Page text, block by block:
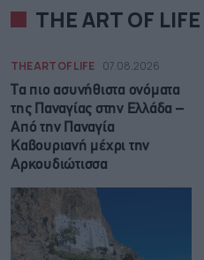
THE ART OF LIFE
THE ART OF LIFE 07.08.2026
Τα πιο ασυνήθιστα ονόματα
της Παναγίας στην Ελλάδα –
Από την Παναγία
Καβουριανή μέχρι την
Αρκουδιώτισσα